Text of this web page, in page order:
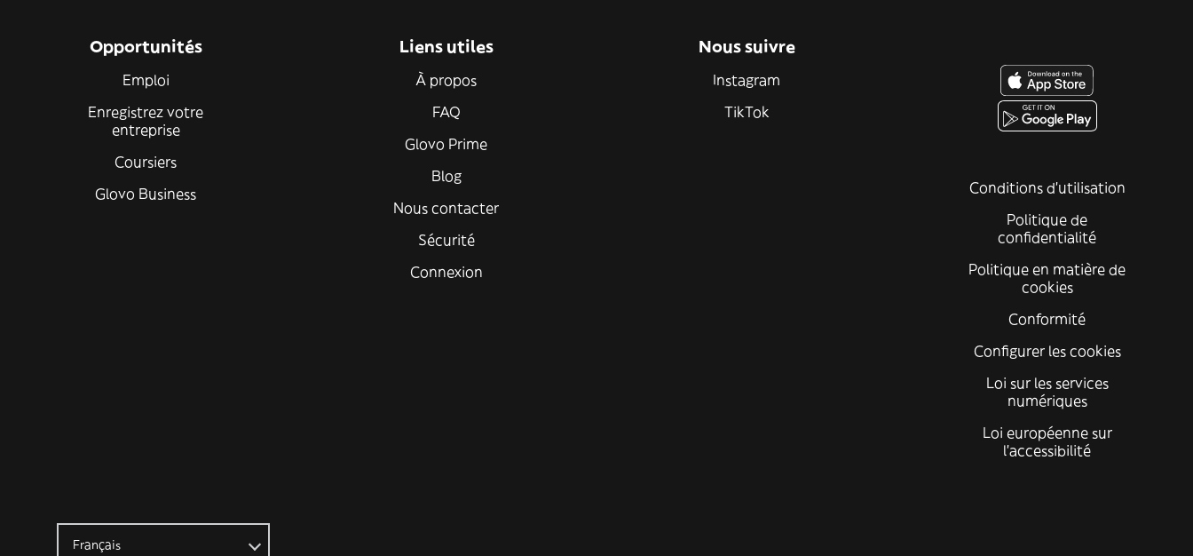
Opportunités
Emploi
Enregistrez votre
entreprise
Coursiers
Glovo Business
Liens utiles
À propos
FAQ
Glovo Prime
Blog
Nous contacter
Sécurité
Connexion
Nous suivre
Instagram
TikTok
Conditions d'utilisation
Politique de
confidentialité
Politique en matière de
cookies
Conformité
Configurer les cookies
Loi sur les services
numériques
Loi européenne sur
l’accessibilité